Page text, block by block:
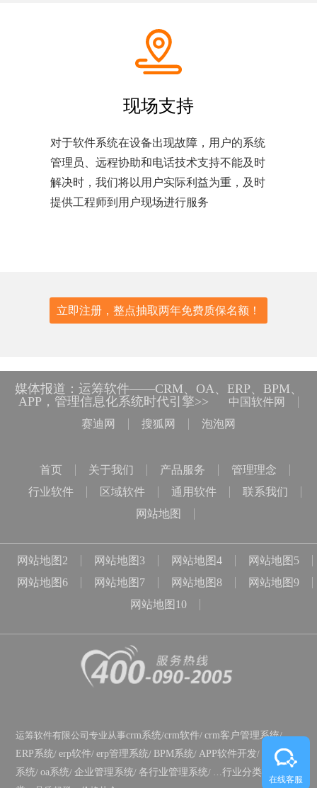
在线客服
现场支持
对于软件系统在设备出现故障，用户的系统
管理员、远程协助和电话技术支持不能及时
解决时，我们将以用户实际利益为重，及时
提供工程师到用户现场进行服务
立即注册，整点抽取两年免费质保名额！
媒体报道：运筹软件——CRM、OA、ERP、BPM、
APP，管理信息化系统时代引擎>>
中国软件网
赛迪网
搜狐网 泡泡网
首页 关于我们 产品服务
管理理念
行业软件
区域软件 通用软件
联系我们
网站地图
网站地图2 网站地图3 网站地图4
网站地图5
网站地图6
网站地图7 网站地图8
网站地图9
网站地图10
运筹软件有限公司专业从事crm系统/crm软件/crm客户管理系统/
ERP系统/erp软件/erp管理系统/ BPM系统/ APP软件开发/
政务OA
系统/oa系统/ 企业管理系统/ 各行业管理系统/ …行业分类